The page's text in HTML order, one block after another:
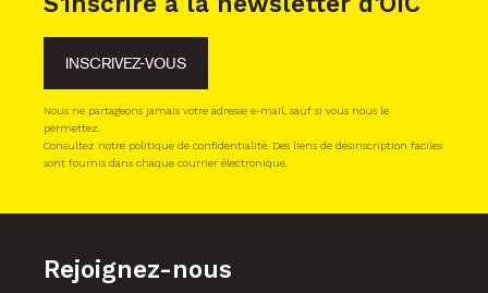
INSCRIVEZ-VOUS
Nous ne partageons jamais votre adresse e-mail, sauf si vous nous le
permettez.
Consultez notre politique de confidentialité. Des liens de désinscription faciles
sont fournis dans chaque courrier électronique.
Rejoignez-nous